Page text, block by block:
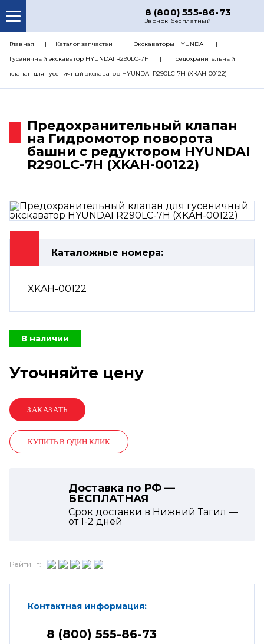
8 (800) 555-86-73
Звонок бесплатный
О НАС
КАТАЛОГ ЗАПЧАСТЕЙ
РЕМОНТ
ЦЕНЫ
КОНТАКТЫ
Главная Каталог запчастей
Экскаваторы HYUNDAI
Гусеничный экскаватор HYUNDAI R290LC-7H
Предохранительный
клапан для гусеничный экскаватор HYUNDAI R290LC-7H (XKAH-00122)
Предохранительный клапан
на Гидромотор поворота
башни с редуктором HYUNDAI
R290LC-7H (XKAH-00122)
Каталожные номера:
XKAH-00122
В наличии
Уточняйте цену
КУПИТЬ В ОДИН КЛИК
Доставка по РФ —
БЕСПЛАТНАЯ
Срок доставки в Нижний Тагил —
от1-2 дней
Рейтинг:
Контактная информация:
8 (800) 555-86-73